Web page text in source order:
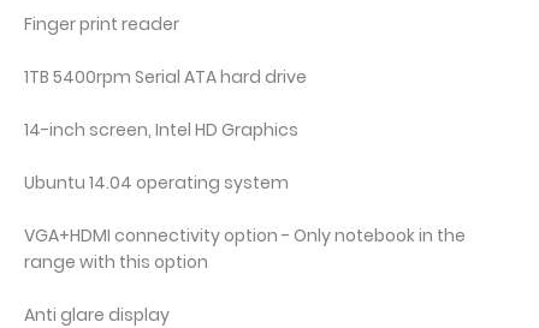
Finger print reader
1TB 5400rpm Serial ATA hard drive
14-inch screen, Intel HD Graphics
Ubuntu 14.04 operating system
VGA+HDMI connectivity option - Only notebook in the
range with this option
Anti glare display